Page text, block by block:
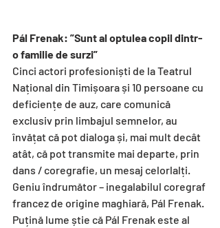
Pál Frenak: ”Sunt al optulea copil dintr-
o familie de surzi”
Cinci actori profesioniști de la Teatrul
Național din Timișoara și 10 persoane cu
deficiențe de auz, care comunică
exclusiv prin limbajul semnelor, au
învățat că pot dialoga și, mai mult decât
atât, că pot transmite mai departe, prin
dans / coregrafie, un mesaj celorlalți.
Geniu îndrumător – inegalabilul coregraf
francez de origine maghiară, Pál Frenak.
Puțină lume știe că Pál Frenak este al